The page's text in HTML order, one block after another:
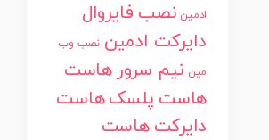
ادمین نصب فایروال
دایرکت ادمین نصب وب
مین نیم سرور هاست
هاست پلسک هاست
دایرکت هاست